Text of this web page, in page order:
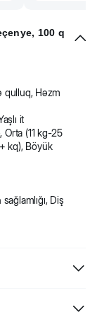
100 q
qulluq, Həzm
it
Orta (11 kg-25
kq), Böyük
Diş
mükafat olacaqdır.